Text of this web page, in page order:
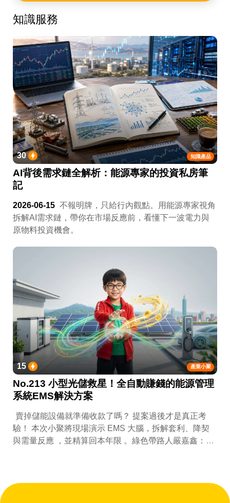
知識服務
知識產品
30
AI背後需求鏈全解析：能源專家的投資私房筆
記
2026-06-15 不報明牌，只給行內觀點。用能源專家視角
拆解AI需求鏈，帶你在市場反應前，看懂下一波電力與
原物料投資機會。
產業小聚
15
No.213 小型光儲救星！全自動賺錢的能源管理
系統EMS解決方案
賣掉儲能設備就準備收款了嗎？ 提案過後才是真正考
驗！ 本次小聚將現場演示 EMS 大腦，拆解套利、降契
與需量反應 ，並精算回本年限 。綠色帶路人嚴嘉鑫：